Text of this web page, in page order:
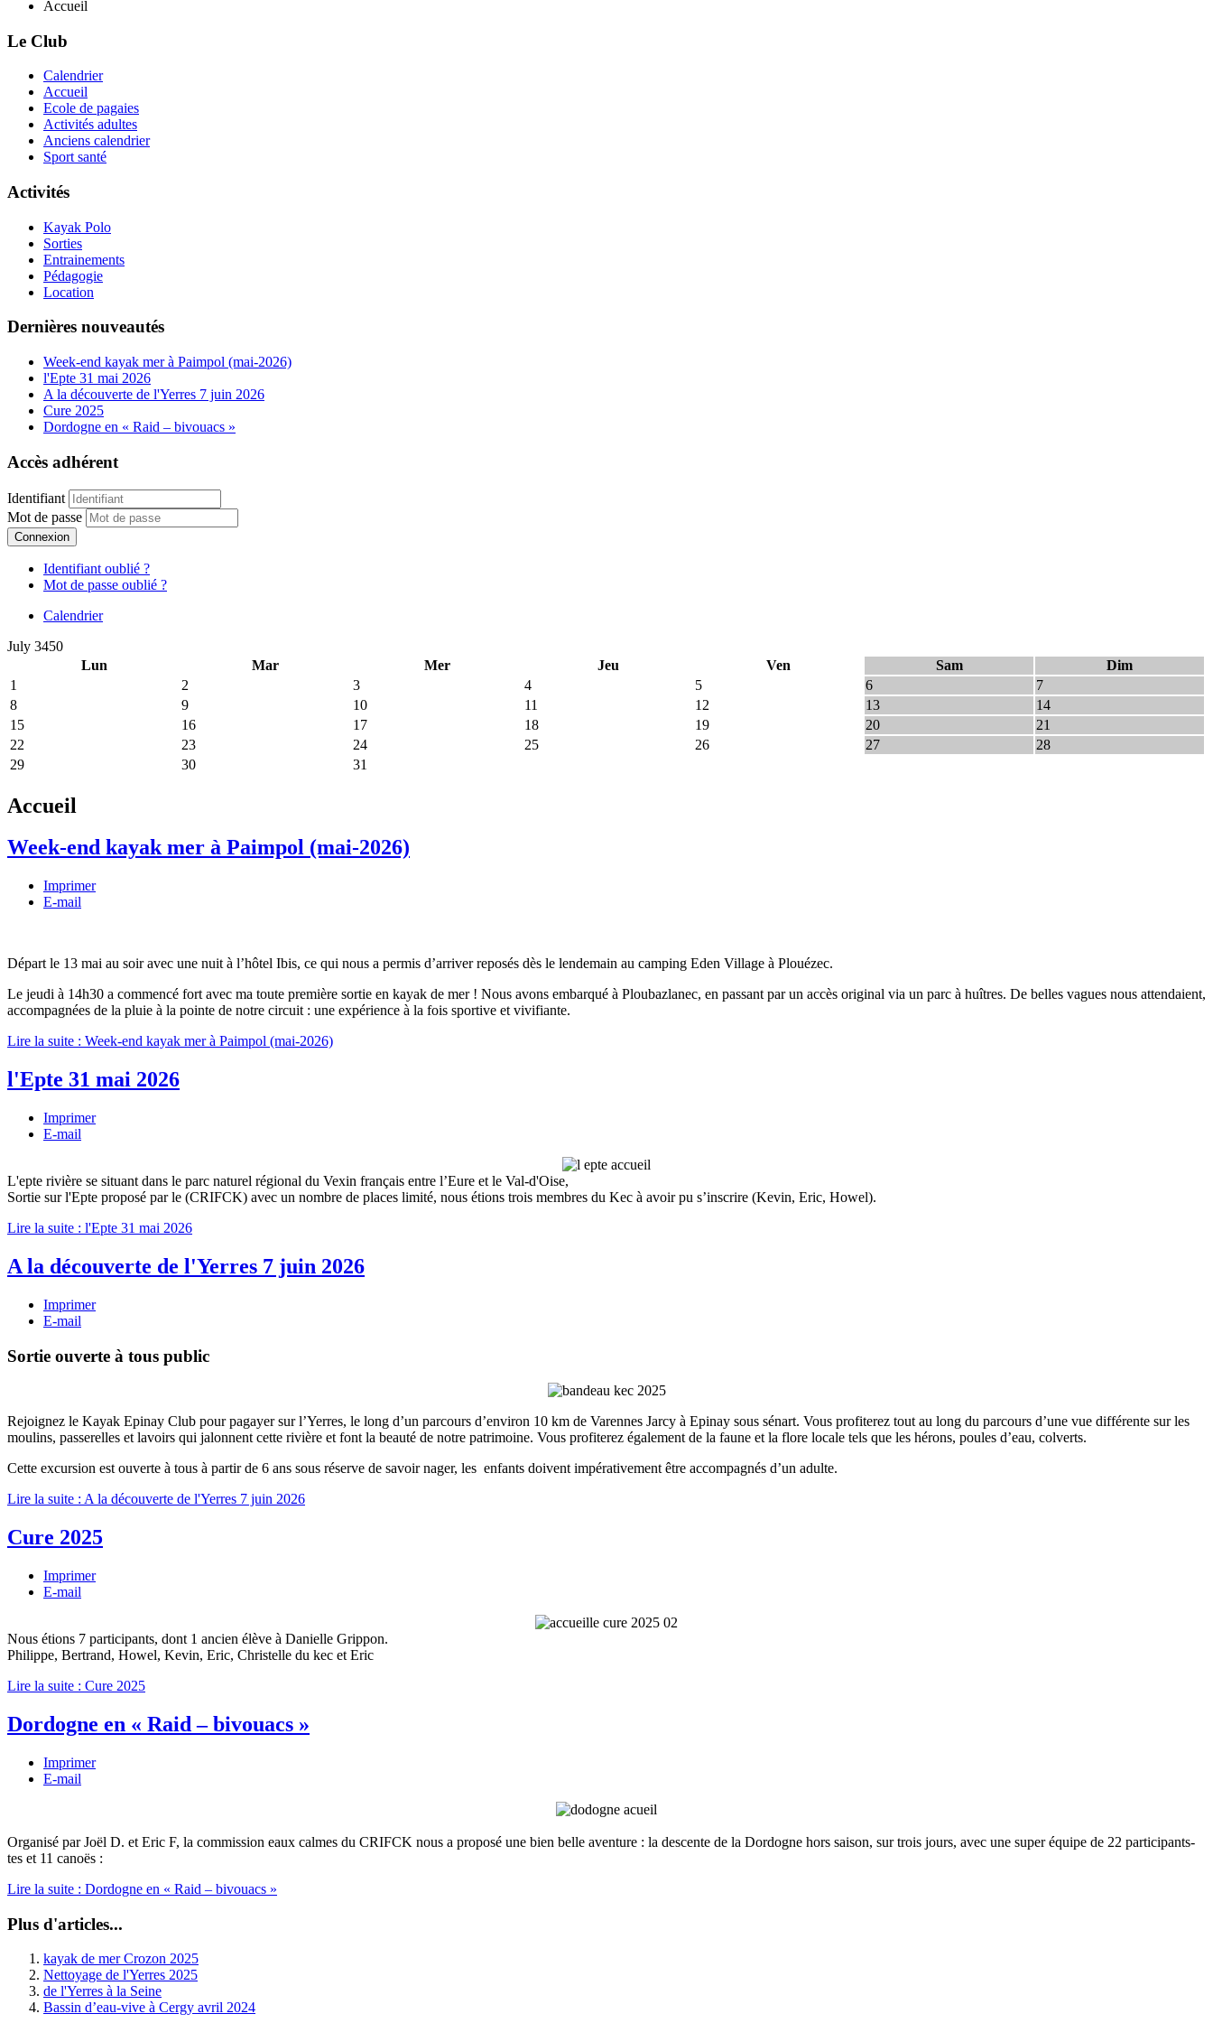
Accueil
Le Club
Calendrier
Accueil
Ecole de pagaies
Activités adultes
Anciens calendrier
Sport santé
Activités
Kayak Polo
Sorties
Entrainements
Pédagogie
Location
Dernières nouveautés
Week-end kayak mer à Paimpol (mai-2026)
l'Epte 31 mai 2026
A la découverte de l'Yerres 7 juin 2026
Cure 2025
Dordogne en « Raid – bivouacs »
Accès adhérent
Identifiant
Mot de passe
Connexion
Identifiant oublié ?
Mot de passe oublié ?
Calendrier
July 3450
Lun
Mar Mer Jeu Ven Sam
Dim
1
2 3 4 5 6
7
8
9 10 11 12 13
14
15
16 17 18 19 20
21
22
23 24 25 26 27
28
29
30 31
Accueil
Week-end kayak mer à Paimpol (mai-2026)
Imprimer
E-mail
Départ le 13 mai au soir avec une nuit à l’hôtel Ibis, ce qui nous a permis d’arriver reposés dès le lendemain au camping Eden Village à Plouézec.
Le jeudi à 14h30 a commencé fort avec ma toute première sortie en kayak de mer ! Nous avons embarqué à Ploubazlanec, en passant par un accès original via un parc à huîtres. De belles vagues nous attendaient,
accompagnées de la pluie à la pointe de notre circuit : une expérience à la fois sportive et vivifiante.
Lire la suite : Week-end kayak mer à Paimpol (mai-2026)
l'Epte 31 mai 2026
Imprimer
E-mail
L'epte rivière se situant dans le parc naturel régional du Vexin français entre l’Eure et le Val-d'Oise,
Sortie sur l'Epte proposé par le (CRIFCK) avec un nombre de places limité, nous étions trois membres du Kec à avoir pu s’inscrire (Kevin, Eric, Howel).
Lire la suite : l'Epte 31 mai 2026
A la découverte de l'Yerres 7 juin 2026
Imprimer
E-mail
Sortie ouverte à tous public
Rejoignez le Kayak Epinay Club pour pagayer sur l’Yerres, le long d’un parcours d’environ 10 km de Varennes Jarcy à Epinay sous sénart. Vous profiterez tout au long du parcours d’une vue différente sur les
moulins, passerelles et lavoirs qui jalonnent cette rivière et font la beauté de notre patrimoine. Vous profiterez également de la faune et la flore locale tels que les hérons, poules d’eau, colverts.
Cette excursion est ouverte à tous à partir de 6 ans sous réserve de savoir nager, les enfants doivent impérativement être accompagnés d’un adulte.
Lire la suite : A la découverte de l'Yerres 7 juin 2026
Cure 2025
Imprimer
E-mail
Nous étions 7 participants, dont 1 ancien élève à Danielle Grippon.
Philippe, Bertrand, Howel, Kevin, Eric, Christelle du kec et Eric
Lire la suite : Cure 2025
Dordogne en « Raid – bivouacs »
Imprimer
E-mail
Organisé par Joël D. et Eric F, la commission eaux calmes du CRIFCK nous a proposé une bien belle aventure : la descente de la Dordogne hors saison, sur trois jours, avec une super équipe de 22 participants-
tes et 11 canoës :
Lire la suite : Dordogne en « Raid – bivouacs »
Plus d'articles...
kayak de mer Crozon 2025
Nettoyage de l'Yerres 2025
de l'Yerres à la Seine
Bassin d’eau-vive à Cergy avril 2024